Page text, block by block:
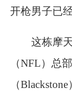
开枪男子已
这栋摩
（NFL）总
（